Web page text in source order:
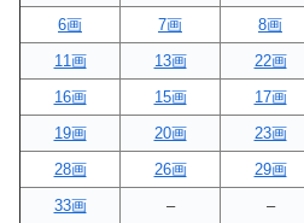
6画
7画 8画
11画
13画 22画
16画
15画 17画
19画
20画 23画
28画
26画 29画
33画
– –